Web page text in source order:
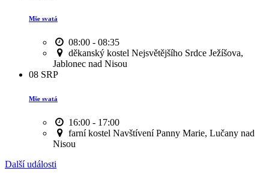
Mše svatá
08:00 - 08:35
děkanský kostel Nejsvětějšího Srdce Ježíšova,
Jablonec nad Nisou
08 SRP
Mše svatá
16:00 - 17:00
farní kostel Navštívení Panny Marie, Lučany nad
Nisou
Další události